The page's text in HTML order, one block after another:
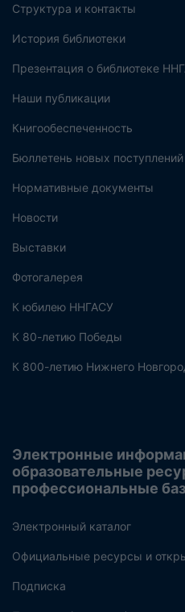
Структура и контакты
История библиотеки
Презентация о библиотеке
Наши публикации
Книгообеспеченность
Бюллетень новых поступлений
Нормативные документы
Новости
Выставки
Фотогалерея
К юбилею ННГАСУ
К 80-летию Победы
К 800-летию Нижнего
Электронные
образовательные
профессиональные
Электронный каталог
Официальные ресурсы и
Подписка